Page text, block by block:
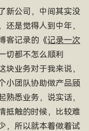
新公司，中间其实没
还是觉得人到中年，
客记录的《记录一次
切都不怎么顺利
块业务对于我来说，
小团队协助做产品顾
熟悉业务，说实话，
抵触的时候，比较难
，所以就本着做着试